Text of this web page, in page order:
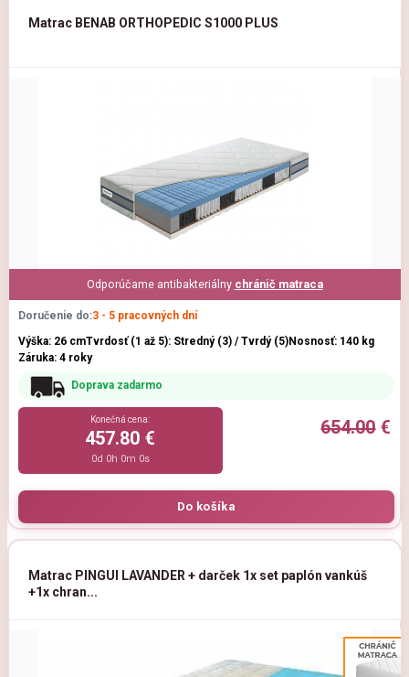
Matrac BENAB ORTHOPEDIC S1000 PLUS
Odporúčame antibakteriálny chránič matraca
Doručenie do:3 - 5 pracovných dní
Výška: 26 cmTvrdosť (1 až 5): Stredný (3) / Tvrdý (5)Nosnosť: 140 kg
Záruka: 4 roky
Doprava zadarmo
654.00€
Konečná cena:
457.80 €
0d 0h 0m 0s
Matrac PINGUI LAVANDER + darček 1x set paplón vankúš
+1x chran...